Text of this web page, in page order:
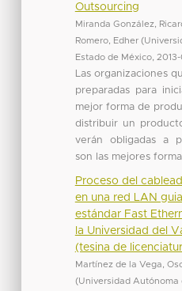
Outsourcing
Miranda González,
Romero, Edher (
Estado de México,
Las organizaciones
preparadas para
mejor forma de
distribuir un
verán obligadas a
son las mejores
Proceso del
en una red LAN
estándar Fast
la Universidad del
(tesina de
Martínez de la Vega,
(Universidad Autónoma